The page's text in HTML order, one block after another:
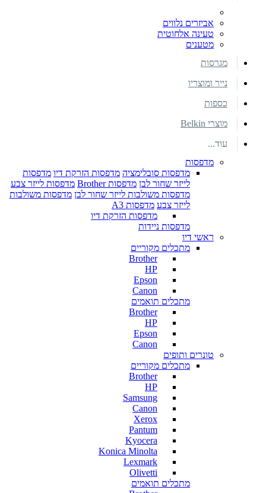
אביזרים נלווים
טעינה אלחוטית
מטענים
מגרסות
נייר ומוצריו
כספות
מוצרי Belkin
עוד...
מדפסות
מדפסות סובלימציה מדפסות הזרקת דיו מדפסות
לייזר שחור לבן מדפסות Brother
מדפסות לייזר צבע
מדפסות משולבות לייזר שחור לבן מדפסות משולבות
לייזר צבע מדפסות A3
מדפסות הזרקת דיו
מדפסות ניידות
ראשי דיו
מתכלים מקוריים
Brother
HP
Epson
Canon
מתכלים תואמים
Brother
HP
Epson
Canon
טונרים ותופים
מתכלים מקוריים
Brother
HP
Samsung
Canon
Xerox
Pantum
Kyocera
Konica Minolta
Lexmark
Olivetti
מתכלים תואמים